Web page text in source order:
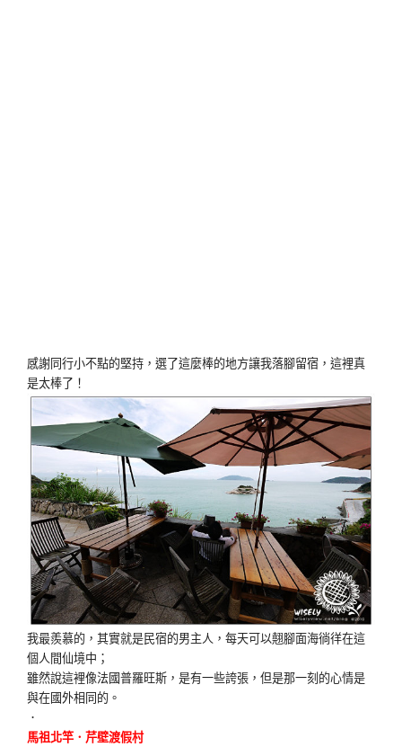
感謝同行小不點的堅持，選了這麼棒的地方讓我落腳留宿，這裡真
是太棒了！
我最羨慕的，其實就是民宿的男主人，每天可以翹腳面海徜徉在這
個人間仙境中；
雖然說這裡像法國普羅旺斯，是有一些誇張，但是那一刻的心情是
與在國外相同的。
．
馬祖北竿．芹壁渡假村